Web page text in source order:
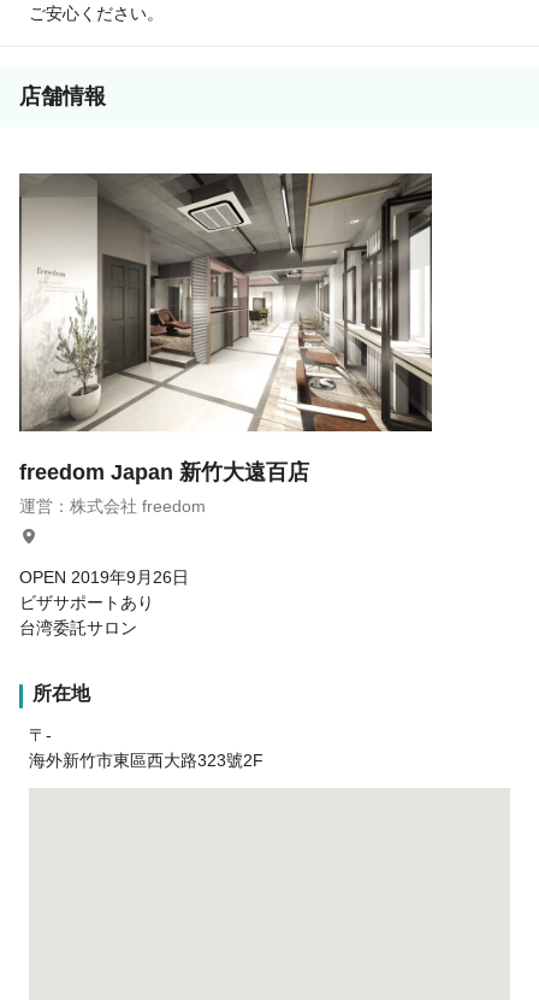
ご安心ください。
店舗情報
freedom Japan 新竹大遠百店
運営：株式会社 freedom
OPEN 2019年9月26日
ビザサポートあり
台湾委託サロン
所在地
〒-
海外新竹市東區西大路323號2F